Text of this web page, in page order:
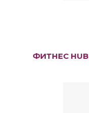
ФИТНЕС HUB